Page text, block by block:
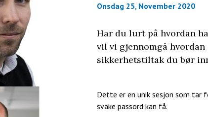
Onsdag 25, November 2020
Har du lurt på hvordan
vil vi gjennomgå
sikkerhetstiltak du bør
Dette er en unik sesjon som tar
svake passord kan få.